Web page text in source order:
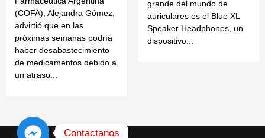
(COFA), Alejandra Gómez,
advirtió que en las
próximas semanas podría
haber desabastecimiento
de medicamentos debido a
un atraso...
grande del mundo de
auriculares es el Blue XL
Speaker Headphones, un
dispositivo...
Contactanos